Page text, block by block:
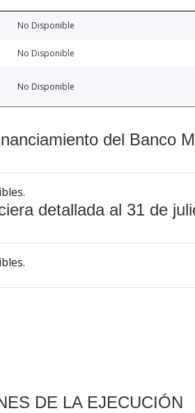
No Disponible
No Disponible
No Disponible
del Banco
detallada al 31 de
DE LA EJECUCIÓN